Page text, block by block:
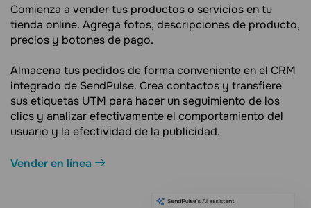
Comienza a vender tus productos o servicios en tu
tienda online. Agrega fotos, descripciones de producto,
precios y botones de pago.
Almacena tus pedidos de forma conveniente en el CRM
integrado de SendPulse. Crea contactos y transfiere
sus etiquetas UTM para hacer un seguimiento de los
clics y analizar efectivamente el comportamiento del
usuario y la efectividad de la publicidad.
Vender en línea